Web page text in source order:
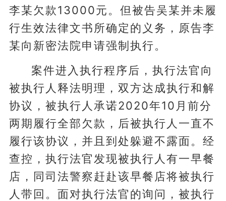
李某欠款13000元。但被告吴某并未履
行生效法律文书所确定的义务，原告李
某向新密法院申请强制执行。
案件进入执行程序后，执行法官向
被执行人释法明理，双方达成执行和解
协议，被执行人承诺2020年10月前分
两期履行全部欠款，后被执行人一直不
履行该协议，并且到处躲避不露面。经
查控，执行法官发现被执行人有一早餐
店，同司法警察赶赴该早餐店将被执行
人带回。面对执行法官的询问，被执行